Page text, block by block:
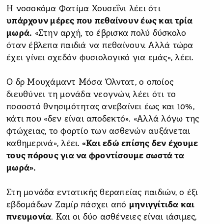
Η νοσοκόμα Φατίμα Χουσεΐνι λέει ότι
υπάρχουν μέρες που πεθαίνουν έως και τρία
μωρά. «Στην αρχή, το έβρισκα πολύ δύσκολο
όταν έβλεπα παιδιά να πεθαίνουν. Αλλά τώρα
έχει γίνει σχεδόν φυσιολογικό για εμάς», λέει.
Ο δρ Μουχάμαντ Μόσα Όλντατ, ο οποίος
διευθύνει τη μονάδα νεογνών, λέει ότι το
ποσοστό θνησιμότητας ανεβαίνει έως και 10%,
κάτι που «δεν είναι αποδεκτό». «Αλλά λόγω της
φτώχειας, το φορτίο των ασθενών αυξάνεται
καθημερινά», λέει. «Και εδώ επίσης δεν έχουμε
τους πόρους για να φροντίσουμε σωστά τα
μωρά».
Στη μονάδα εντατικής θεραπείας παιδιών, ο έξι
εβδομάδων Ζαμίρ πάσχει από μηνιγγίτιδα και
πνευμονία. Και οι δύο ασθένειες είναι ιάσιμες,